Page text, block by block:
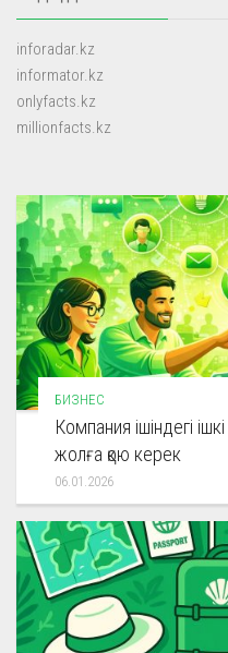
inforadar.kz
informator.kz
onlyfacts.kz
millionfacts.kz
БИЗНЕС
Компания ішіндегі
жолға қою керек
06.01.2026